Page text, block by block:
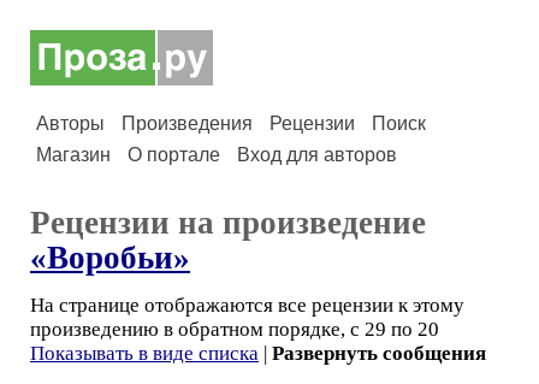
Авторы Произведения Рецензии
Поиск
Магазин
О портале Вход для авторов
Рецензии на произведение
«Воробьи»
На странице отображаются все рецензии к этому
произведению в обратном порядке, с 29 по 20
Показывать в виде списка | Развернуть сообщения